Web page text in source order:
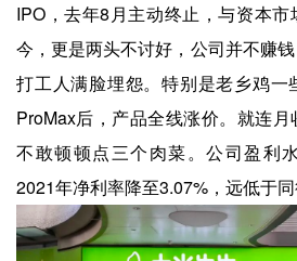
IPO，去年8月主动终止，与资本
今，更是两头不讨好，公司并不赚
打工人满脸埋怨。特别是老乡鸡一
ProMax后，产品全线涨价。就连
不敢顿顿点三个肉菜。公司盈利
2021年净利率降至3.07%，远低于同